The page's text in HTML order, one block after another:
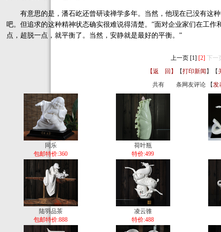
有意思的是，潘石屹还曾研读禅学多年。当然，他现在已没有这种
吧。但追求的这种精神状态确实很难说得清楚。”面对企业家们在工
点，超脱一点，就平衡了。当然，安静就是最好的平衡。”
上一页 [1] [2] 下一
【返 回】
【打印新闻 】【
共有
条网友评论 【发
同乐
包邮特价:360
荷叶瓶
特价:499
陆羽品茶
包邮特价:888
凌云骓
特价:488